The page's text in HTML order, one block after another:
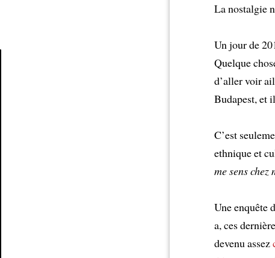
La nostalgie
Un jour de
Quelque
d’aller voir
Budapest, et
C’est
ethnique et
me sens
Une enquête
a, ces
devenu assez